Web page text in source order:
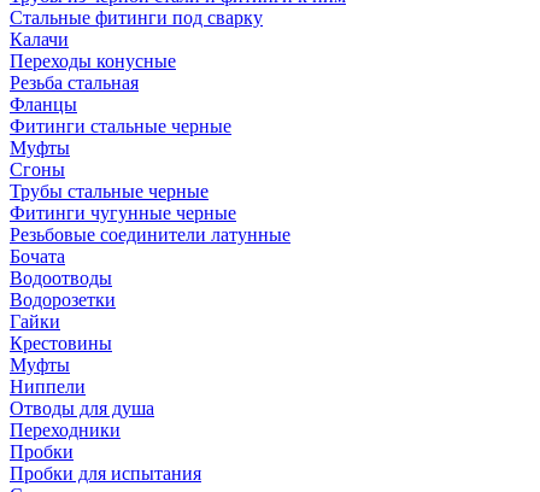
Стальные фитинги под сварку
Калачи
Переходы конусные
Резьба стальная
Фланцы
Фитинги стальные черные
Муфты
Сгоны
Трубы стальные черные
Фитинги чугунные черные
Резьбовые соединители латунные
Бочата
Водоотводы
Водорозетки
Гайки
Крестовины
Муфты
Ниппели
Отводы для душа
Переходники
Пробки
Пробки для испытания